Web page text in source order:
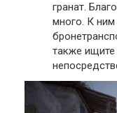
гранат.
много. К
также